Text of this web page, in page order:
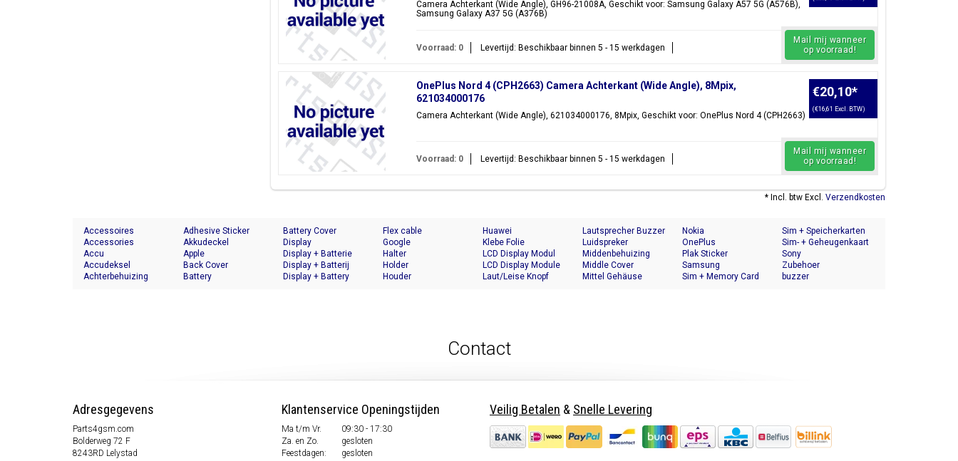
Camera Achterkant (Wide Angle), GH96-21008A, Geschikt voor: Samsung Galaxy A57 5G (A576B),
Samsung Galaxy A37 5G (A376B)
Voorraad: 0 Levertijd: Beschikbaar binnen 5 - 15 werkdagen
Mail mij wanneer
op voorraad!
OnePlus Nord 4 (CPH2663) Camera Achterkant (Wide Angle), 8Mpix,
621034000176
Camera Achterkant (Wide Angle), 621034000176, 8Mpix, Geschikt voor: OnePlus Nord 4 (CPH2663)
€20,10*
(€16,61 Excl. BTW)
Voorraad: 0 Levertijd: Beschikbaar binnen 5 - 15 werkdagen
Mail mij wanneer
op voorraad!
* Incl. btw Excl. Verzendkosten
Accessoires
Accessories
Accu
Accudeksel
Achterbehuizing
Adhesive Sticker
Akkudeckel
Apple
Back Cover
Battery
Battery Cover
Display
Display + Batterie
Display + Batterij
Display + Battery
Flex cable
Google
Halter
Holder
Houder
Huawei
Klebe Folie
LCD Display Modul
LCD Display Module
Laut/Leise Knopf
Lautsprecher Buzzer
Luidspreker
Middenbehuizing
Middle Cover
Mittel Gehäuse
Nokia
OnePlus
Plak Sticker
Samsung
Sim + Memory Card
Sim + Speicherkarten
Halter
Sim- + Geheugenkaart
Houder
Sony
Zubehoer
buzzer
Contact
Adresgegevens
Parts4gsm.com
Bolderweg 72 F
8243RD Lelystad
Klantenservice Openingstijden
Ma t/m Vr.
09:30 - 17:30
Za. en Zo.
gesloten
Feestdagen:
gesloten
Veilig Betalen & Snelle Levering